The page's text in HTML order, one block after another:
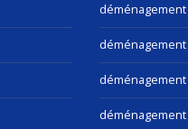
déménagement